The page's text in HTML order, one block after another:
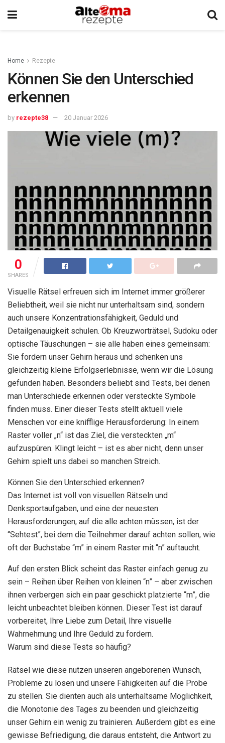
Home Rezepte
Können Sie den Unterschied
erkennen
by rezepte38 20 Januar 2026
0
SHARES
Visuelle Rätsel erfreuen sich im Internet immer größerer
Beliebtheit, weil sie nicht nur unterhaltsam sind, sondern
auch unsere Konzentrationsfähigkeit, Geduld und
Detailgenauigkeit schulen. Ob Kreuzworträtsel, Sudoku oder
optische Täuschungen – sie alle haben eines gemeinsam:
Sie fordern unser Gehirn heraus und schenken uns
gleichzeitig kleine Erfolgserlebnisse, wenn wir die Lösung
gefunden haben. Besonders beliebt sind Tests, bei denen
man Unterschiede erkennen oder versteckte Symbole
finden muss. Einer dieser Tests stellt aktuell viele
Menschen vor eine knifflige Herausforderung: In einem
Raster voller „n“ ist das Ziel, die versteckten „m“
aufzuspüren. Klingt leicht – ist es aber nicht, denn unser
Gehirn spielt uns dabei so manchen Streich.
Können Sie den Unterschied erkennen?
Das Internet ist voll von visuellen Rätseln und
Denksportaufgaben, und eine der neuesten
Herausforderungen, auf die alle achten müssen, ist der
“Sehtest”, bei dem die Teilnehmer darauf achten sollen, wie
oft der Buchstabe “m” in einem Raster mit “n” auftaucht.
Auf den ersten Blick scheint das Raster einfach genug zu
sein – Reihen über Reihen von kleinen “n” – aber zwischen
ihnen verbergen sich ein paar geschickt platzierte “m”, die
leicht unbeachtet bleiben können. Dieser Test ist darauf
vorbereitet, Ihre Liebe zum Detail, Ihre visuelle
Wahrnehmung und Ihre Geduld zu fordern.
Warum sind diese Tests so häufig?
Rätsel wie diese nutzen unseren angeborenen Wunsch,
Probleme zu lösen und unsere Fähigkeiten auf die Probe
zu stellen. Sie dienten auch als unterhaltsame Möglichkeit,
die Monotonie des Tages zu beenden und gleichzeitig
unser Gehirn ein wenig zu trainieren. Außerdem gibt es eine
gewisse Befriedigung, die daraus entsteht, die Antwort zu